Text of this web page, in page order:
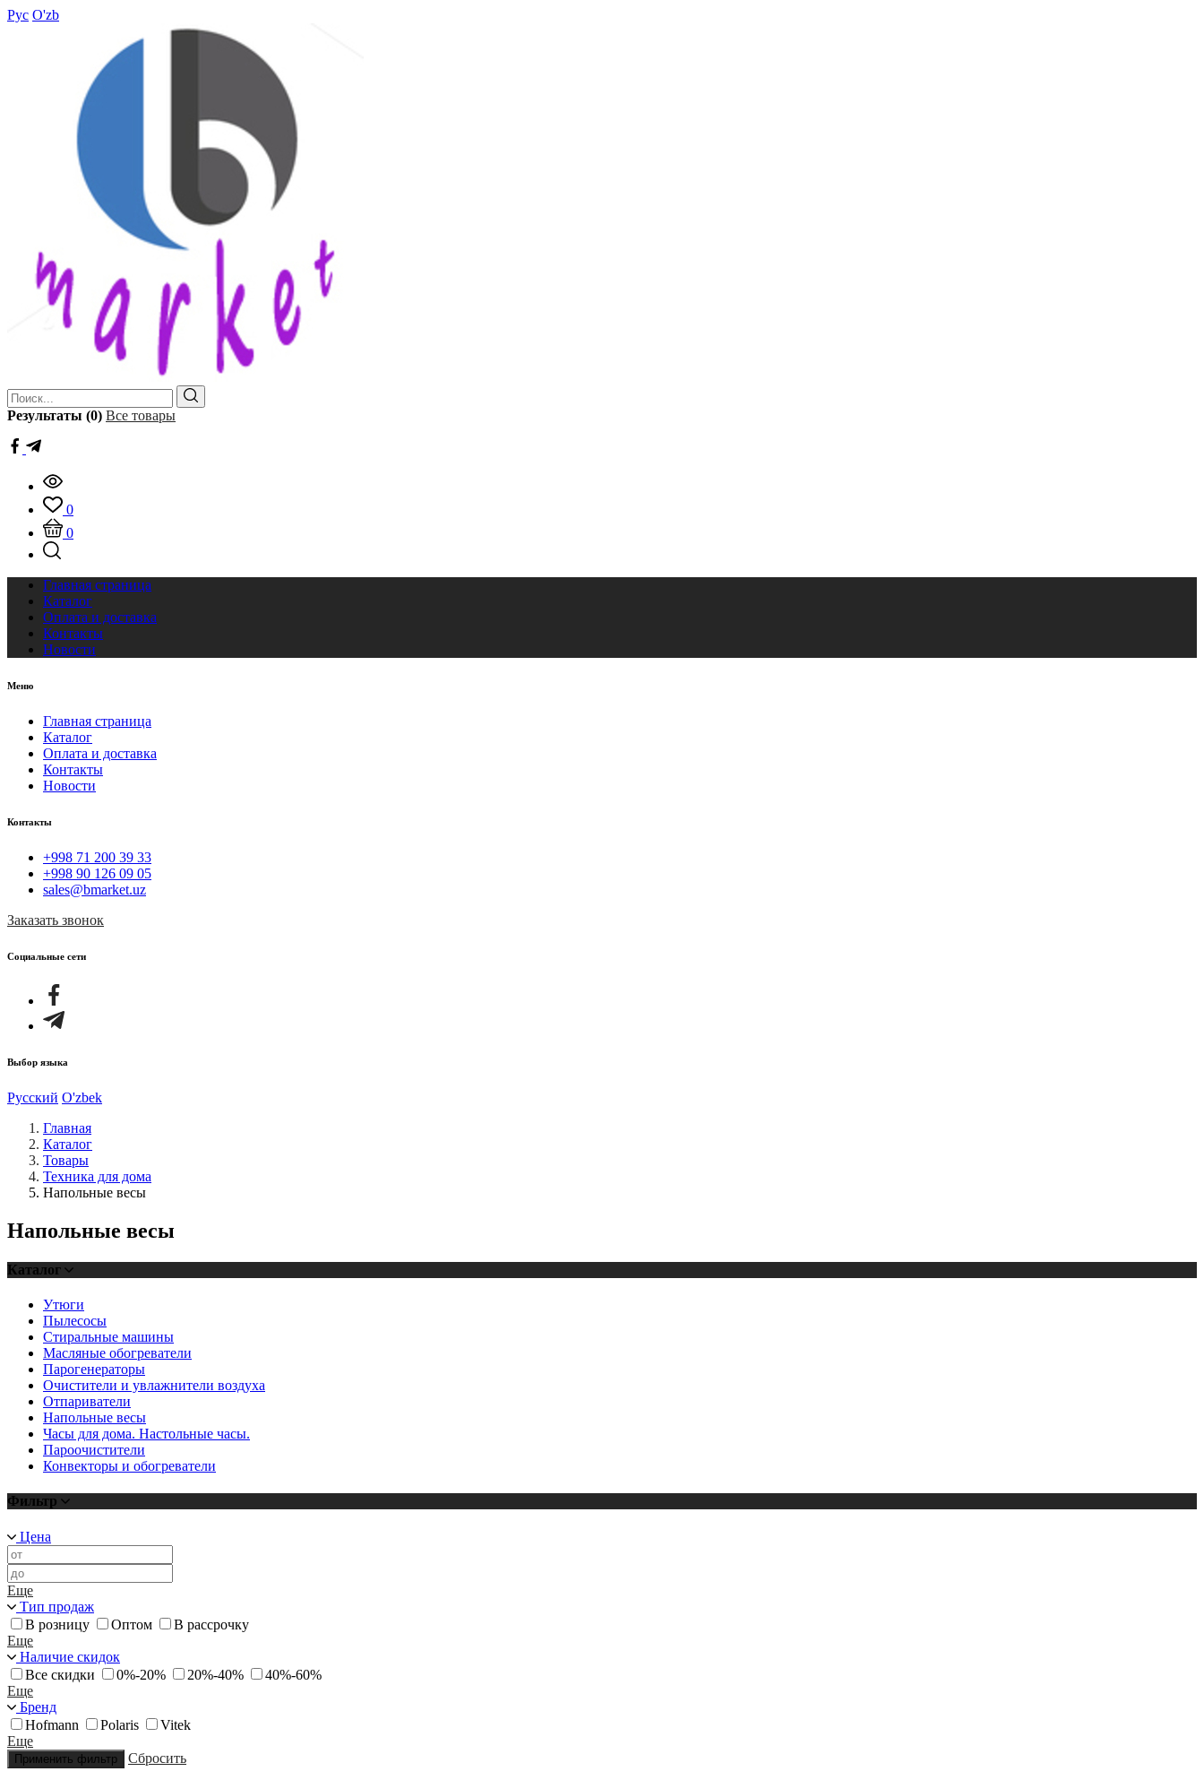
Рус O'zb
Результаты (0) Все товары
0
0
Главная страница
Каталог
Оплата и доставка
Контакты
Новости
Меню
Главная страница
Каталог
Оплата и доставка
Контакты
Новости
Контакты
+998 71 200 39 33
+998 90 126 09 05
sales@bmarket.uz
Заказать звонок
Социальные сети
Выбор языка
Русский O'zbek
Главная
Каталог
Товары
Техника для дома
Напольные весы
Напольные весы
Каталог
Утюги
Пылесосы
Стиральные машины
Масляные обогреватели
Парогенераторы
Очистители и увлажнители воздуха
Отпариватели
Напольные весы
Часы для дома. Настольные часы.
Пароочистители
Конвекторы и обогреватели
Фильтр
Цена
Еще
Тип продаж
В розницу
Оптом
В рассрочку
Еще
Наличие скидок
Все скидки
0%-20% 20%-40%
40%-60%
Еще
Бренд
Hofmann
Polaris
Vitek
Еще
Применить фильтр Сбросить